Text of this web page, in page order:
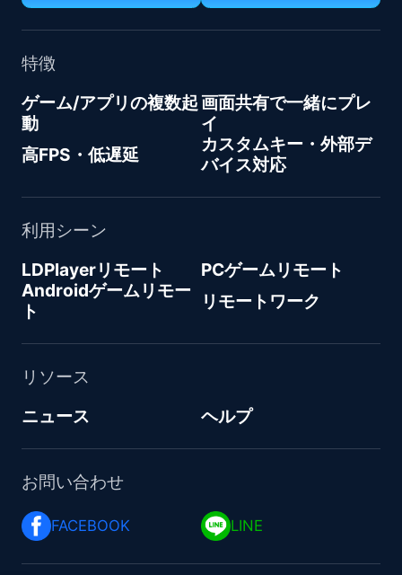
特徴
ゲーム/アプリの複数起
動
画面共有で一緒にプレ
イ
高FPS・低遅延
カスタムキー・外部デ
バイス対応
利用シーン
LDPlayerリモート
PCゲームリモート
Androidゲームリモー
ト
リモートワーク
リソース
ニュース
ヘルプ
お問い合わせ
FACEBOOK LINE